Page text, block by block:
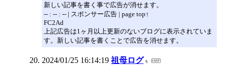
新しい記事を書く事で広告が消せます。
-- : -- : -- | スポンサー広告 | page top↑
FC2Ad
上記広告は1ヶ月以上更新のないブログに表示されていま
す。新しい記事を書くことで広告を消せます。
2024/01/25 16:14:19 祖母ログ